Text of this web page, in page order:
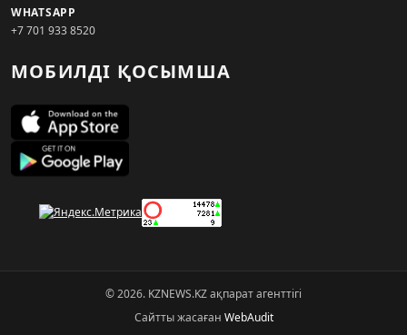
WHATSAPP
+7 701 933 8520
МОБИЛДІ ҚОСЫМША
© 2026. KZNEWS.KZ ақпарат агенттігі
Сайтты жасаған WebAudit